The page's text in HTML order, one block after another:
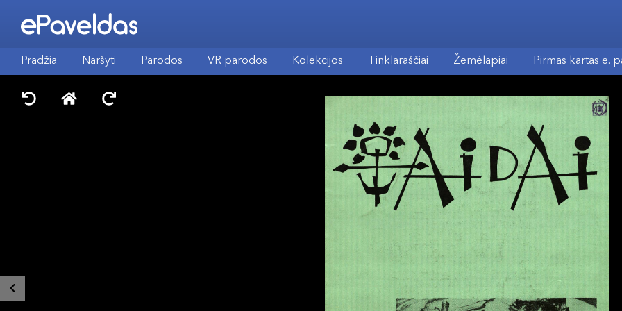
Pradžia Naršyti Parodos VR parodos Kolekcijos Tinklaraščiai Žemėlapiai Pirmas kartas e.